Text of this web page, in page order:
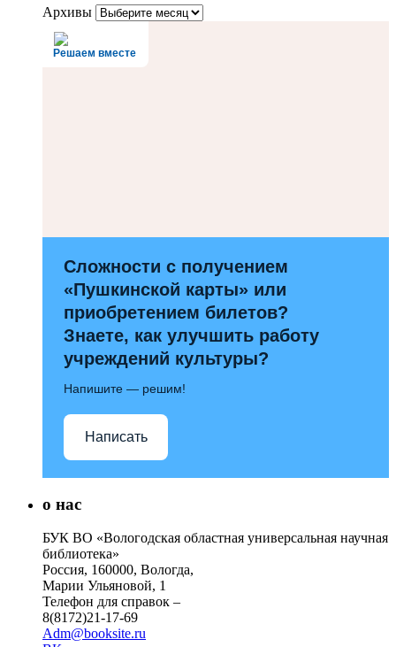
Архивы
Решаем вместе
Сложности с получением
«Пушкинской карты» или
приобретением билетов?
Знаете, как улучшить работу
учреждений культуры?
Напишите — решим!
Написать
о нас
БУК ВО «Вологодская областная универсальная научная
библиотека»
Россия, 160000, Вологда,
Марии Ульяновой, 1
Телефон для справок –
8(8172)21-17-69
Adm@booksite.ru